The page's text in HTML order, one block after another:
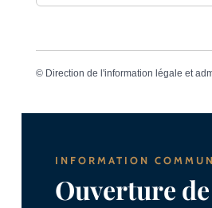
© Direction de l'information légale et
INFORMATION
Ouverture